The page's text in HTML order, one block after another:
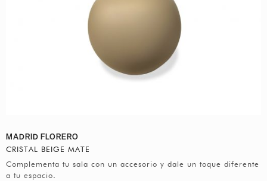
MADRID FLORERO
CRISTAL BEIGE MATE
Complementa tu sala con un accesorio y dale un toque diferente
a tu espacio.